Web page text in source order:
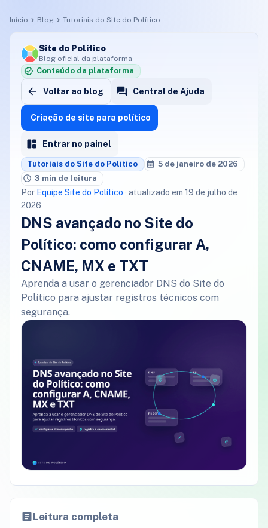
Início Blog Tutoriais do Site do Político
Site do Político
Blog oficial da plataforma
Conteúdo da plataforma
Voltar ao blog Central de Ajuda
Criação de site para político
Entrar no painel
Tutoriais do Site do Político
5 de janeiro de 2026
3 min de leitura
Por Equipe Site do Político · atualizado em 19 de julho de
2026
DNS avançado no Site do
Político: como configurar A,
CNAME, MX e TXT
Aprenda a usar o gerenciador DNS do Site do
Político para ajustar registros técnicos com
segurança.
Leitura completa